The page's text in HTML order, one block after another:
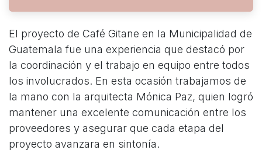
El proyecto de Café Gitane en la Municipalidad de
Guatemala fue una experiencia que destacó por
la coordinación y el trabajo en equipo entre todos
los involucrados. En esta ocasión trabajamos de
la mano con la arquitecta Mónica Paz, quien logró
mantener una excelente comunicación entre los
proveedores y asegurar que cada etapa del
proyecto avanzara en sintonía.